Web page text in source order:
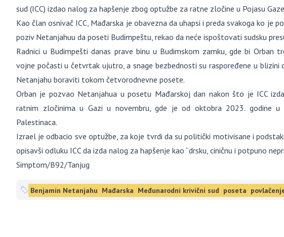
sud (ICC) izdao nalog za hapšenje zbog optužbe za ratne zločine u Pojasu
Kao član osnivač ICC, Mađarska je obavezna da uhapsi i preda svakoga ko je
poziv Netanjahuu da poseti Budimpeštu, rekao da neće ispoštovati sudsku
Radnici u Budimpešti danas prave binu u Budimskom zamku, gde bi Orban
vojne počasti u četvrtak ujutro, a snage bezbednosti su raspoređene u
Netanjahu boraviti tokom četvorodnevne posete.
Orban je pozvao Netanjahua u posetu Mađarskoj dan nakon što je ICC
ratnim zločinima u Gazi u novembru, gde je od oktobra 2023. godine u
Palestinaca.
Izrael je odbacio sve optužbe, za koje tvrdi da su politički motivisane i
opisavši odluku ICC da izda nalog za hapšenje kao “drsku, ciničnu i potpuno
Simptom/B92/Tanjug
Benjamin Netanjahu Mađarska Međunarodni krivični sud poseta